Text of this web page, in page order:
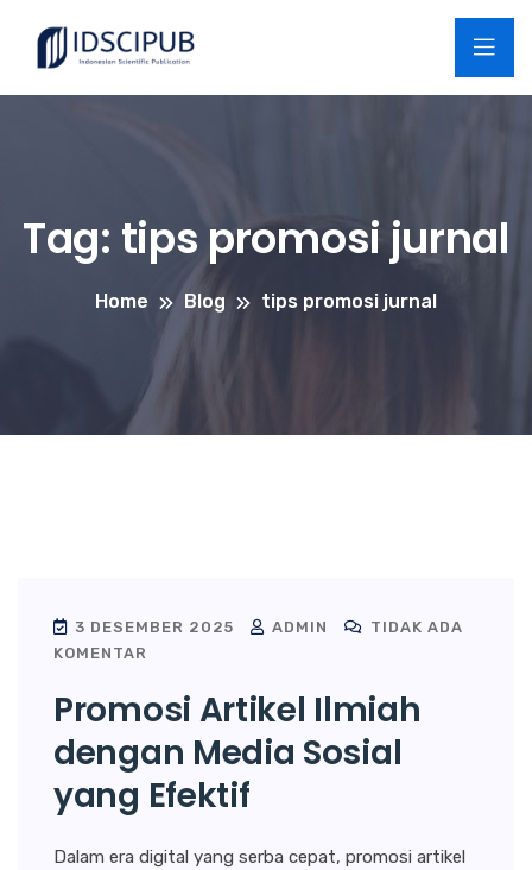
Tag: tips promosi jurnal
Home Blog tips promosi jurnal
3 DESEMBER 2025 ADMIN
TIDAK ADA
KOMENTAR
Promosi Artikel Ilmiah
dengan Media Sosial
yang Efektif
Dalam era digital yang serba cepat, promosi artikel